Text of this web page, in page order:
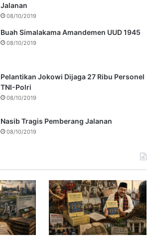
Jalanan
08/10/2019
Buah Simalakama Amandemen UUD 1945
08/10/2019
Pelantikan Jokowi Dijaga 27 Ribu Personel
TNI-Polri
08/10/2019
Nasib Tragis Pemberang Jalanan
08/10/2019